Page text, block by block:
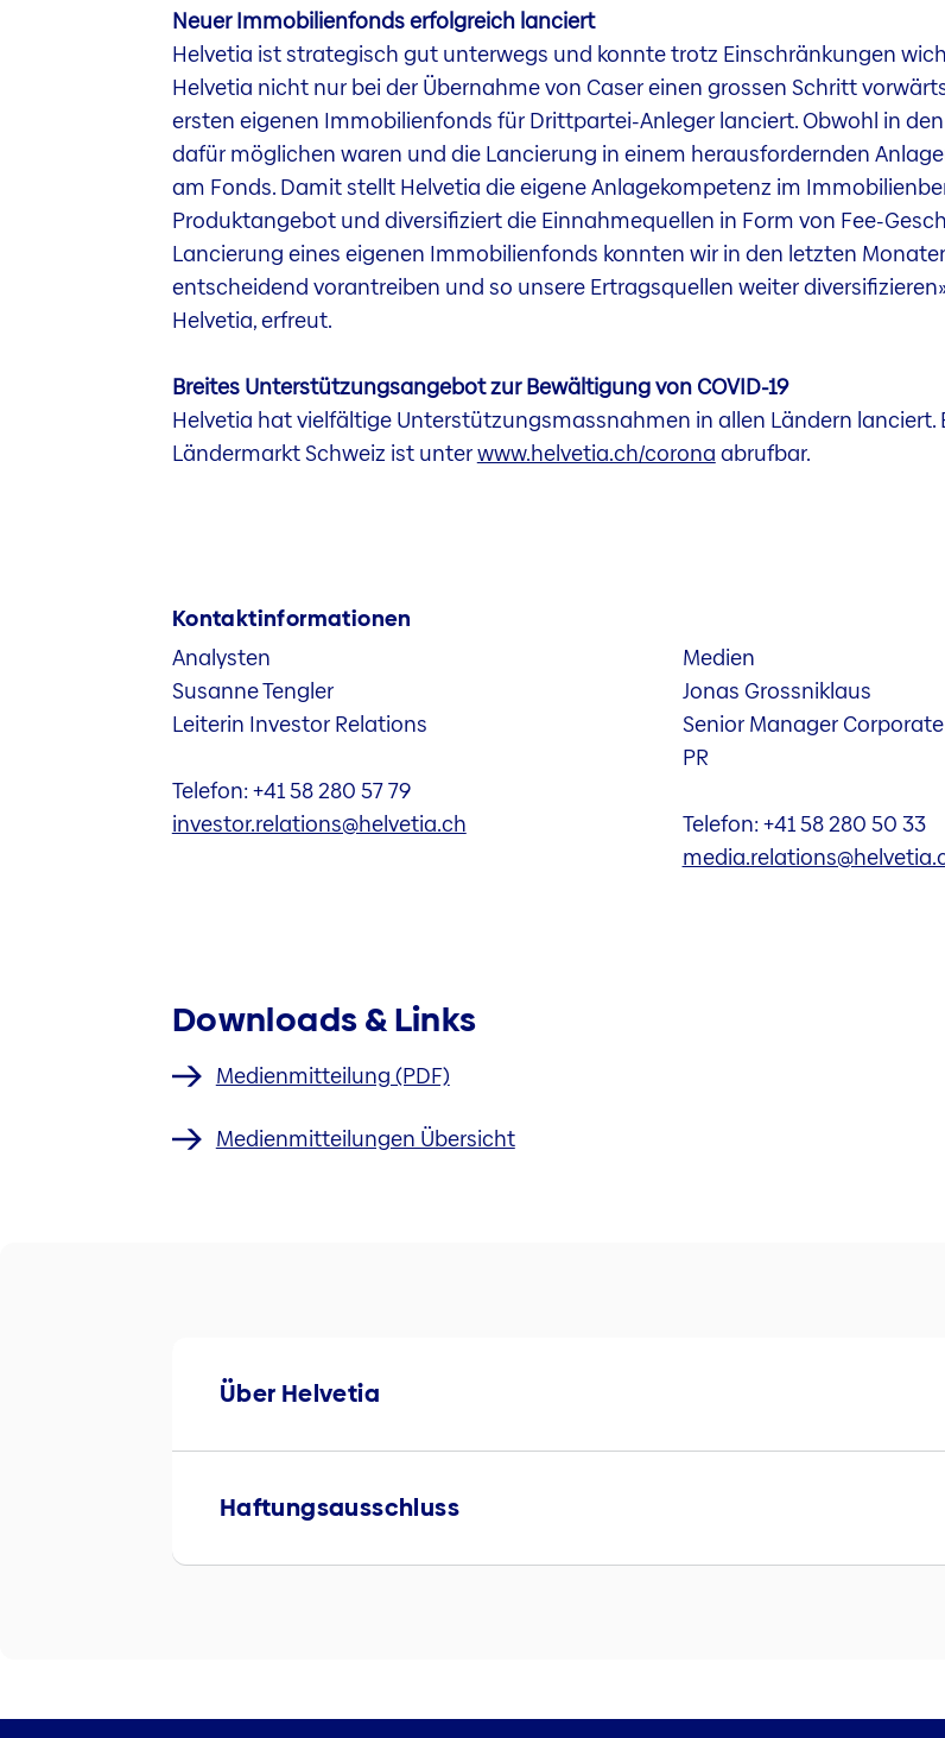
Neuer Immobilienfonds erfolgreich lanciert
Helvetia ist strategisch gut unterwegs und konnte trotz Einschränkungen
Helvetia nicht nur bei der Übernahme von Caser einen grossen Schritt
ersten eigenen Immobilienfonds für Drittpartei-Anleger lanciert. Obwohl in
dafür möglichen waren und die Lancierung in einem herausfordernden
am Fonds. Damit stellt Helvetia die eigene Anlagekompetenz im
Produktangebot und diversifiziert die Einnahmequellen in Form von Fee-
Lancierung eines eigenen Immobilienfonds konnten wir in den letzten
entscheidend vorantreiben und so unsere Ertragsquellen weiter
Helvetia, erfreut.
Breites Unterstützungsangebot zur Bewältigung von COVID-19
Helvetia hat vielfältige Unterstützungsmassnahmen in allen Ländern
Ländermarkt Schweiz ist unterwww.helvetia.ch/corona abrufbar.
Kontaktinformationen
Analysten
Susanne Tengler
Leiterin Investor Relations
Telefon: +41 58 280 57 79
investor.relations@helvetia.ch
Medien
Jonas Grossniklaus
Senior Manager
PR
Telefon: +41 58 280 50 33
Downloads & Links
Medienmitteilung (PDF)
Medienmitteilungen Übersicht
Über Helvetia
Haftungsausschluss